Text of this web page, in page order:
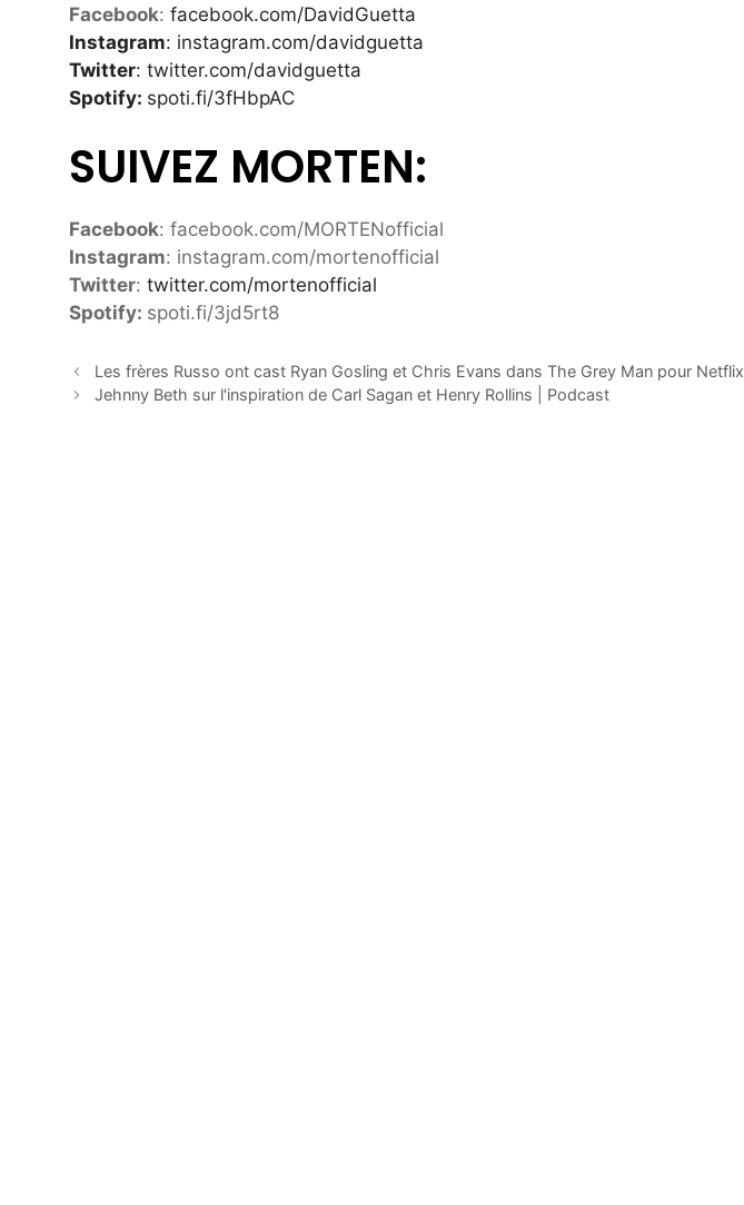
Facebook: facebook.com/DavidGuetta
Instagram: instagram.com/davidguetta
Twitter: twitter.com/davidguetta
Spotify: spoti.fi/3fHbpAC
SUIVEZ MORTEN:
Facebook: facebook.com/MORTENofficial
Instagram: instagram.com/mortenofficial
Twitter: twitter.com/mortenofficial
Spotify: spoti.fi/3jd5rt8
Les frères Russo ont cast Ryan Gosling et Chris Evans dans The Grey Man pour Netflix
Jehnny Beth sur l'inspiration de Carl Sagan et Henry Rollins | Podcast